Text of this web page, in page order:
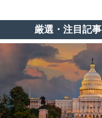
厳選・注目記事